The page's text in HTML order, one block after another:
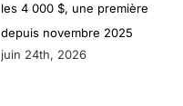
les 4 000 $, une première
depuis novembre 2025
juin 24th, 2026